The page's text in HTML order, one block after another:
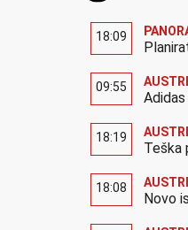
18:09
09:55
18:19
Teška
18:08
Novo